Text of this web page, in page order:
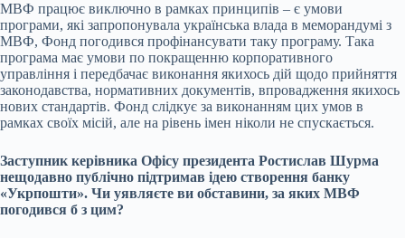
МВФ працює виключно в рамках принципів – є умови
програми, які запропонувала українська влада в меморандумі з
МВФ, Фонд погодився профінансувати таку програму. Така
програма має умови по покращенню корпоративного
управління і передбачає виконання якихось дій щодо прийняття
законодавства, нормативних документів, впровадження якихось
нових стандартів. Фонд слідкує за виконанням цих умов в
рамках своїх місій, але на рівень імен ніколи не спускається.
Заступник керівника Офісу президента Ростислав Шурма
нещодавно публічно підтримав ідею створення банку
«Укрпошти». Чи уявляєте ви обставини, за яких МВФ
погодився б з цим?